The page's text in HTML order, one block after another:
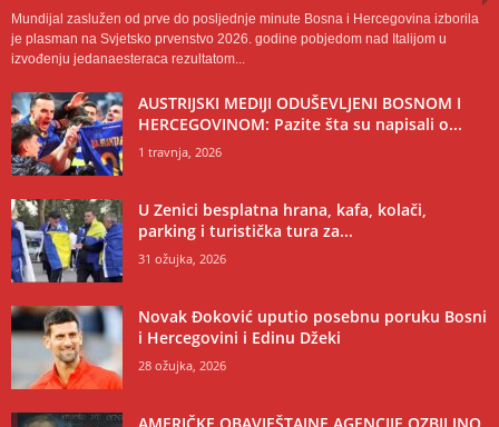
Mundijal zaslužen od prve do posljednje minute Bosna i Hercegovina izborila
je plasman na Svjetsko prvenstvo 2026. godine pobjedom nad Italijom u
izvođenju jedanaesteraca rezultatom...
AUSTRIJSKI MEDIJI ODUŠEVLJENI BOSNOM I
HERCEGOVINOM: Pazite šta su napisali o...
1 travnja, 2026
U Zenici besplatna hrana, kafa, kolači,
parking i turistička tura za...
31 ožujka, 2026
Novak Đoković uputio posebnu poruku Bosni
i Hercegovini i Edinu Džeki
28 ožujka, 2026